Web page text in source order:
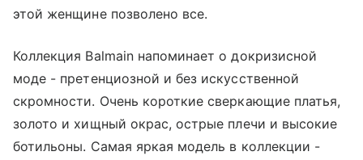
этой женщине позволено все.
Коллекция Balmain напоминает о докризисной
моде - претенциозной и без искусственной
скромности. Очень короткие сверкающие платья,
золото и хищный окрас, острые плечи и высокие
ботильоны. Самая яркая модель в коллекции -